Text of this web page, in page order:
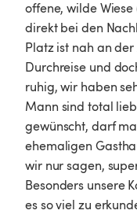
offene, wilde
direkt bei den
Platz ist nah an
Durchreise und
ruhig, wir haben
Mann sind total
gewünscht, darf
ehemaligen
wir nur sagen,
Besonders unsere
es so viel zu